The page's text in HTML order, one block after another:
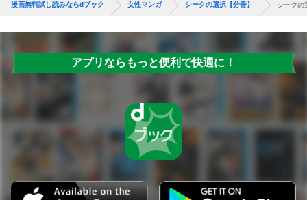
漫画無料試し読みならdブック 女性マンガ シークの選択【分冊】 シークの
アプリならもっと便利で快適に！